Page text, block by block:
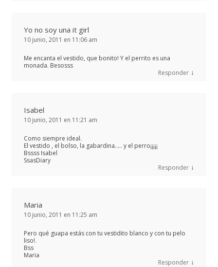
Yo no soy una it girl
10 junio, 2011 en 11:06 am
Me encanta el vestido, que bonito! Y el perrito es una
monada. Besosss
Responder ↓
Isabel
10 junio, 2011 en 11:21 am
Como siempre ideal.
El vestido , el bolso, la gabardina….. y el perro¡¡¡¡¡
Bssss Isabel
SsasDiary
Responder ↓
Maria
10 junio, 2011 en 11:25 am
Pero qué guapa estás con tu vestidito blanco y con tu pelo
liso!.
Bss
Maria
Responder ↓